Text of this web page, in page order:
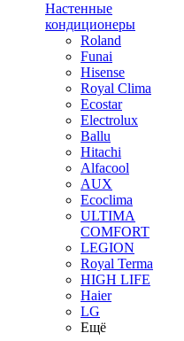
Настенные
кондиционеры
Roland
Funai
Hisense
Royal Clima
Ecostar
Electrolux
Ballu
Hitachi
Alfacool
AUX
Ecoclima
ULTIMA
COMFORT
LEGION
Royal Terma
HIGH LIFE
Haier
LG
Ещё